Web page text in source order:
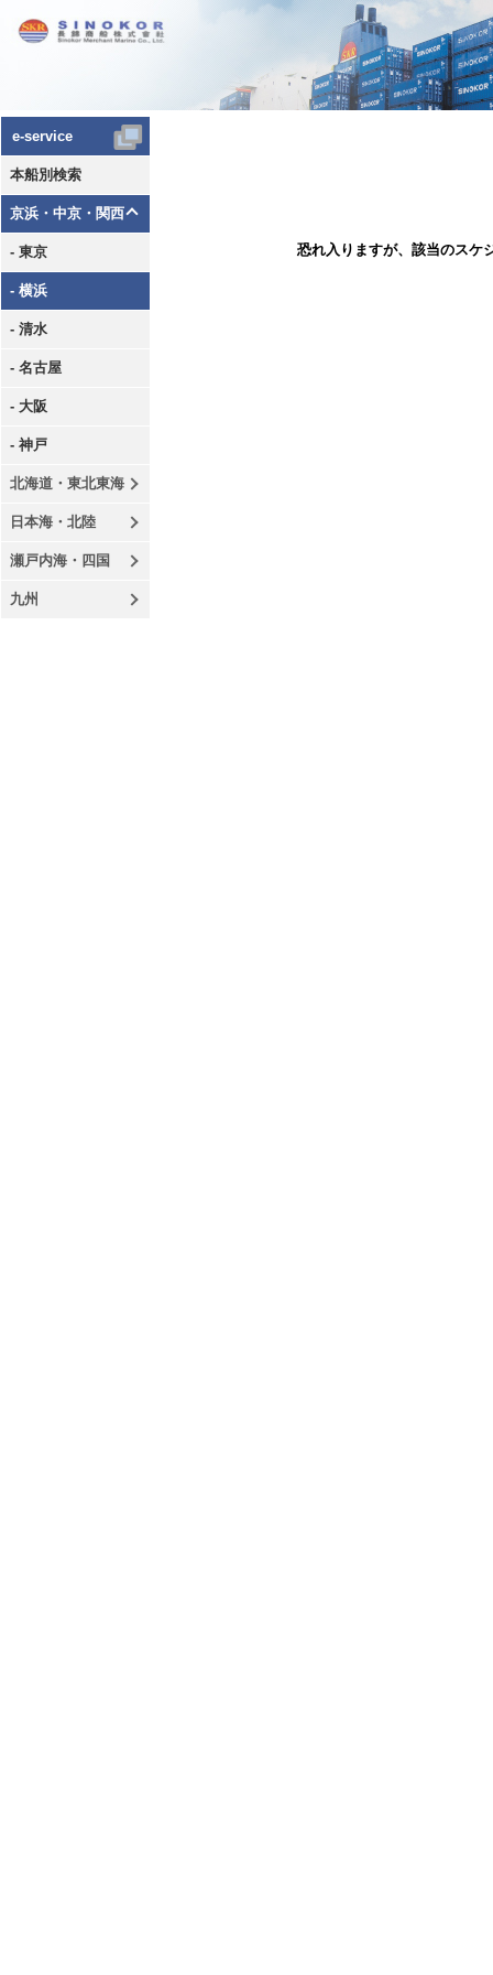
e-service
本船別検索
京浜・中京・関西
- 東京
- 横浜
- 清水
- 名古屋
- 大阪
- 神戸
北海道・東北東海
日本海・北陸
瀬戸内海・四国
九州
恐れ入りますが、該当のスケ